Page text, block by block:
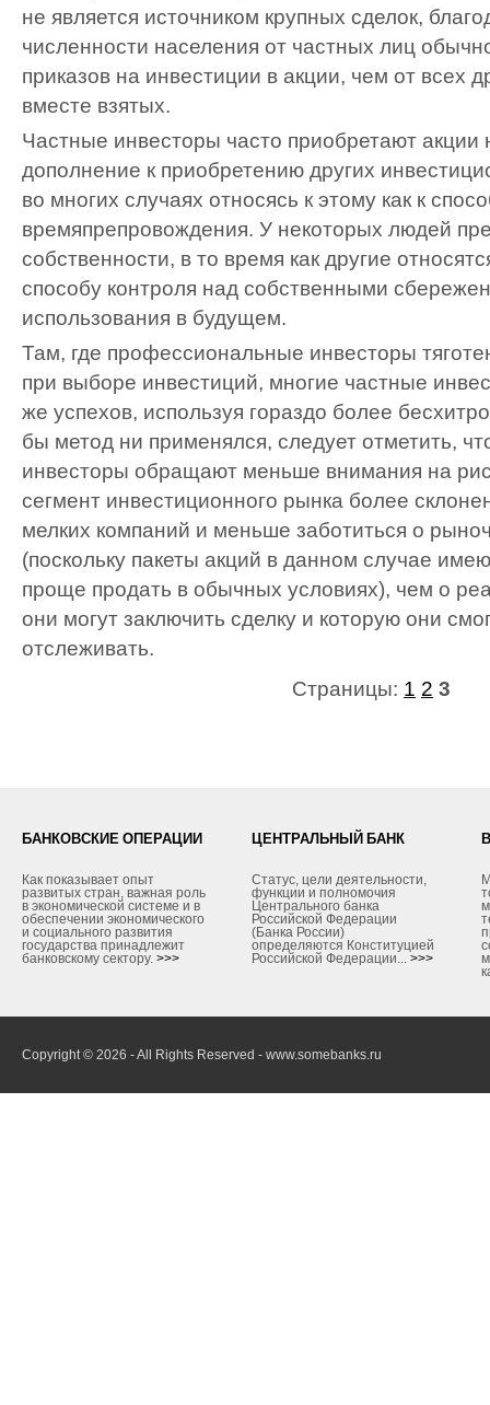
не является источником крупных сделок,
численности населения от частных лиц
приказов на инвестиции в акции, чем от всех
вместе взятых.
Частные инвесторы часто приобретают акции
дополнение к приобретению других
во многих случаях относясь к этому как к
времяпрепровождения. У некоторых людей
собственности, в то время как другие
способу контроля над собственными
использования в будущем.
Там, где профессиональные инвесторы
при выборе инвестиций, многие частные
же успехов, используя гораздо более
бы метод ни применялся, следует отметить,
инвесторы обращают меньше внимания на
сегмент инвестиционного рынка более
мелких компаний и меньше заботиться о
(поскольку пакеты акций в данном случае
проще продать в обычных условиях), чем о
они могут заключить сделку и которую они
отслеживать.
Страницы: 1 2 3
БАНКОВСКИЕ ОПЕРАЦИИ
Как показывает опыт
развитых стран, важная роль
в экономической системе и в
обеспечении экономического
и социального развития
государства принадлежит
банковскому сектору. >>>
ЦЕНТРАЛЬНЫЙ БАНК
Статус, цели деятельности,
функции и полномочия
Центрального банка
Российской Федерации
(Банка России)
определяются Конституцией
Российской Федерации... >>>
Copyright © 2026 - All Rights Reserved - www.somebanks.ru